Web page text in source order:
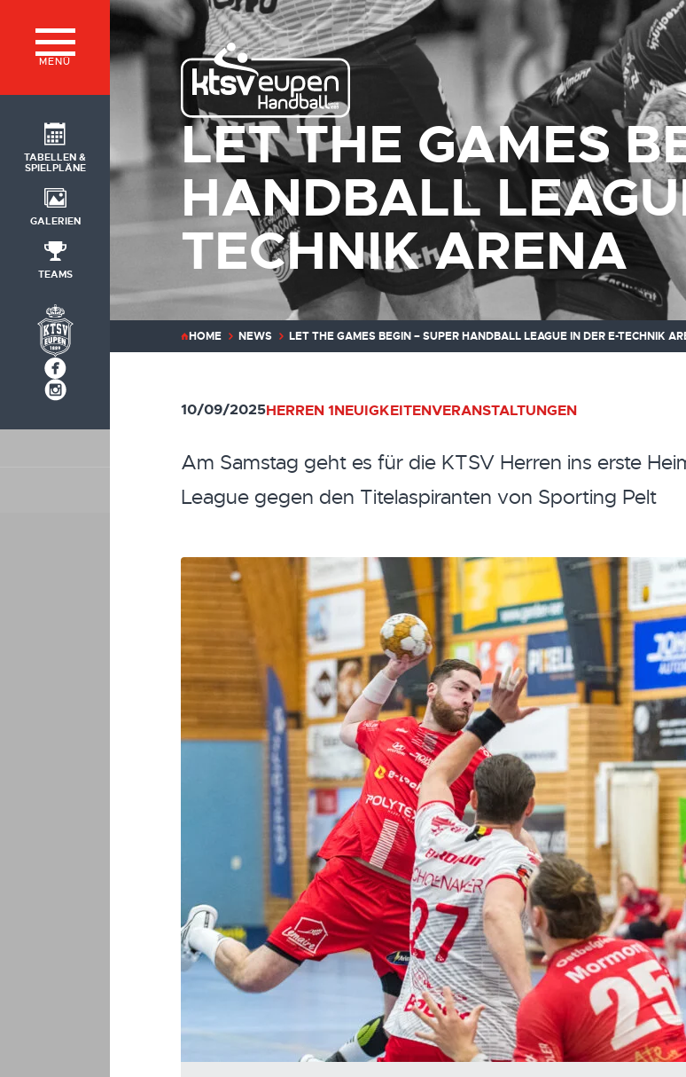
MENÜ
TABELLEN &
SPIELPLÄNE
GALERIEN
TEAMS
LET THE GAMES
HANDBALL
TECHNIK ARENA
HOME NEWS LET THE GAMES BEGIN – SUPER HANDBALL LEAGUE IN DER E-TECHNIK
10/09/2025HERREN 1NEUIGKEITENVERANSTALTUNGEN
Am Samstag geht es für die KTSV Herren ins erste
League gegen den Titelaspiranten von Sporting Pelt